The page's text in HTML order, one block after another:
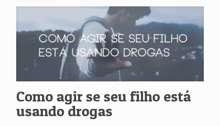
Como agir se seu filho está
usando drogas